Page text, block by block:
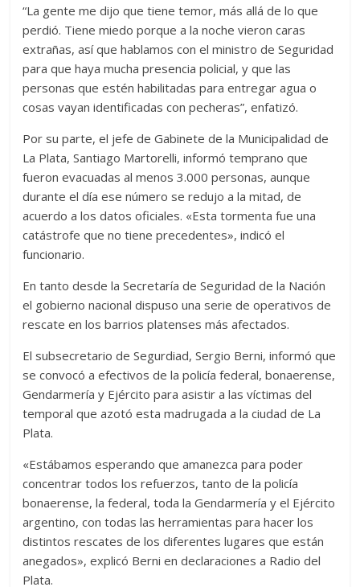
“La gente me dijo que tiene temor, más allá de lo que
perdió. Tiene miedo porque a la noche vieron caras
extrañas, así que hablamos con el ministro de Seguridad
para que haya mucha presencia policial, y que las
personas que estén habilitadas para entregar agua o
cosas vayan identificadas con pecheras”, enfatizó.
Por su parte, el jefe de Gabinete de la Municipalidad de
La Plata, Santiago Martorelli, informó temprano que
fueron evacuadas al menos 3.000 personas, aunque
durante el día ese número se redujo a la mitad, de
acuerdo a los datos oficiales. «Esta tormenta fue una
catástrofe que no tiene precedentes», indicó el
funcionario.
En tanto desde la Secretaría de Seguridad de la Nación
el gobierno nacional dispuso una serie de operativos de
rescate en los barrios platenses más afectados.
El subsecretario de Segurdiad, Sergio Berni, informó que
se convocó a efectivos de la policía federal, bonaerense,
Gendarmería y Ejército para asistir a las víctimas del
temporal que azotó esta madrugada a la ciudad de La
Plata.
«Estábamos esperando que amanezca para poder
concentrar todos los refuerzos, tanto de la policía
bonaerense, la federal, toda la Gendarmería y el Ejército
argentino, con todas las herramientas para hacer los
distintos rescates de los diferentes lugares que están
anegados», explicó Berni en declaraciones a Radio del
Plata.